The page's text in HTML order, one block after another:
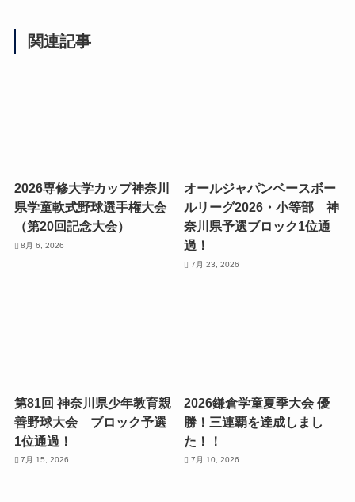
関連記事
2026専修大学カップ神奈川
県学童軟式野球選手権大会
（第20回記念大会）
8月 6, 2026
オールジャパンベースボー
ルリーグ2026・小等部 神
奈川県予選ブロック1位通
過！
7月 23, 2026
第81回 神奈川県少年教育親
善野球大会 ブロック予選
1位通過！
7月 15, 2026
2026鎌倉学童夏季大会 優
勝！三連覇を達成しまし
た！！
7月 10, 2026